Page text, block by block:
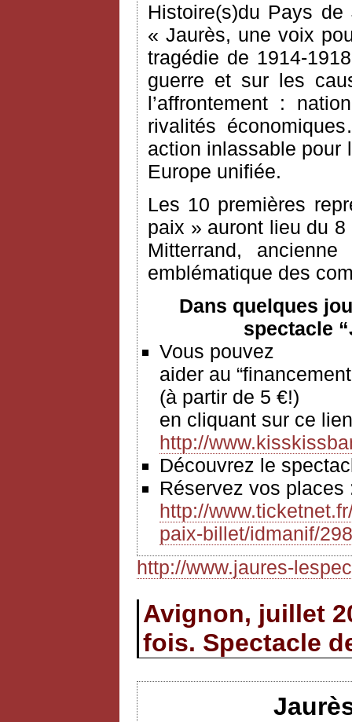
Histoire(s)du Pays
« Jaurès, une voix
tragédie de 1914-
guerre et sur les
l’affrontement :
rivalités
action inlassable pour
Europe unifiée.
Les 10 premières
paix » auront lieu du
Mitterrand,
emblématique des
Dans quelques
spectacle
Vous pouvez
aider au
(à partir de 5 €!)
en cliquant sur ce
http://
Découvrez le
Réservez vos places
http://
paix-billet/idmanif/
http://www.jaures-
Avignon, juillet
fois. Spectacle